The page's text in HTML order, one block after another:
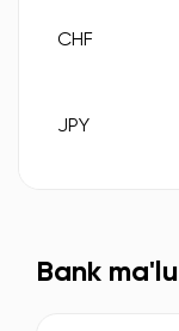
CHF
JPY
Bank